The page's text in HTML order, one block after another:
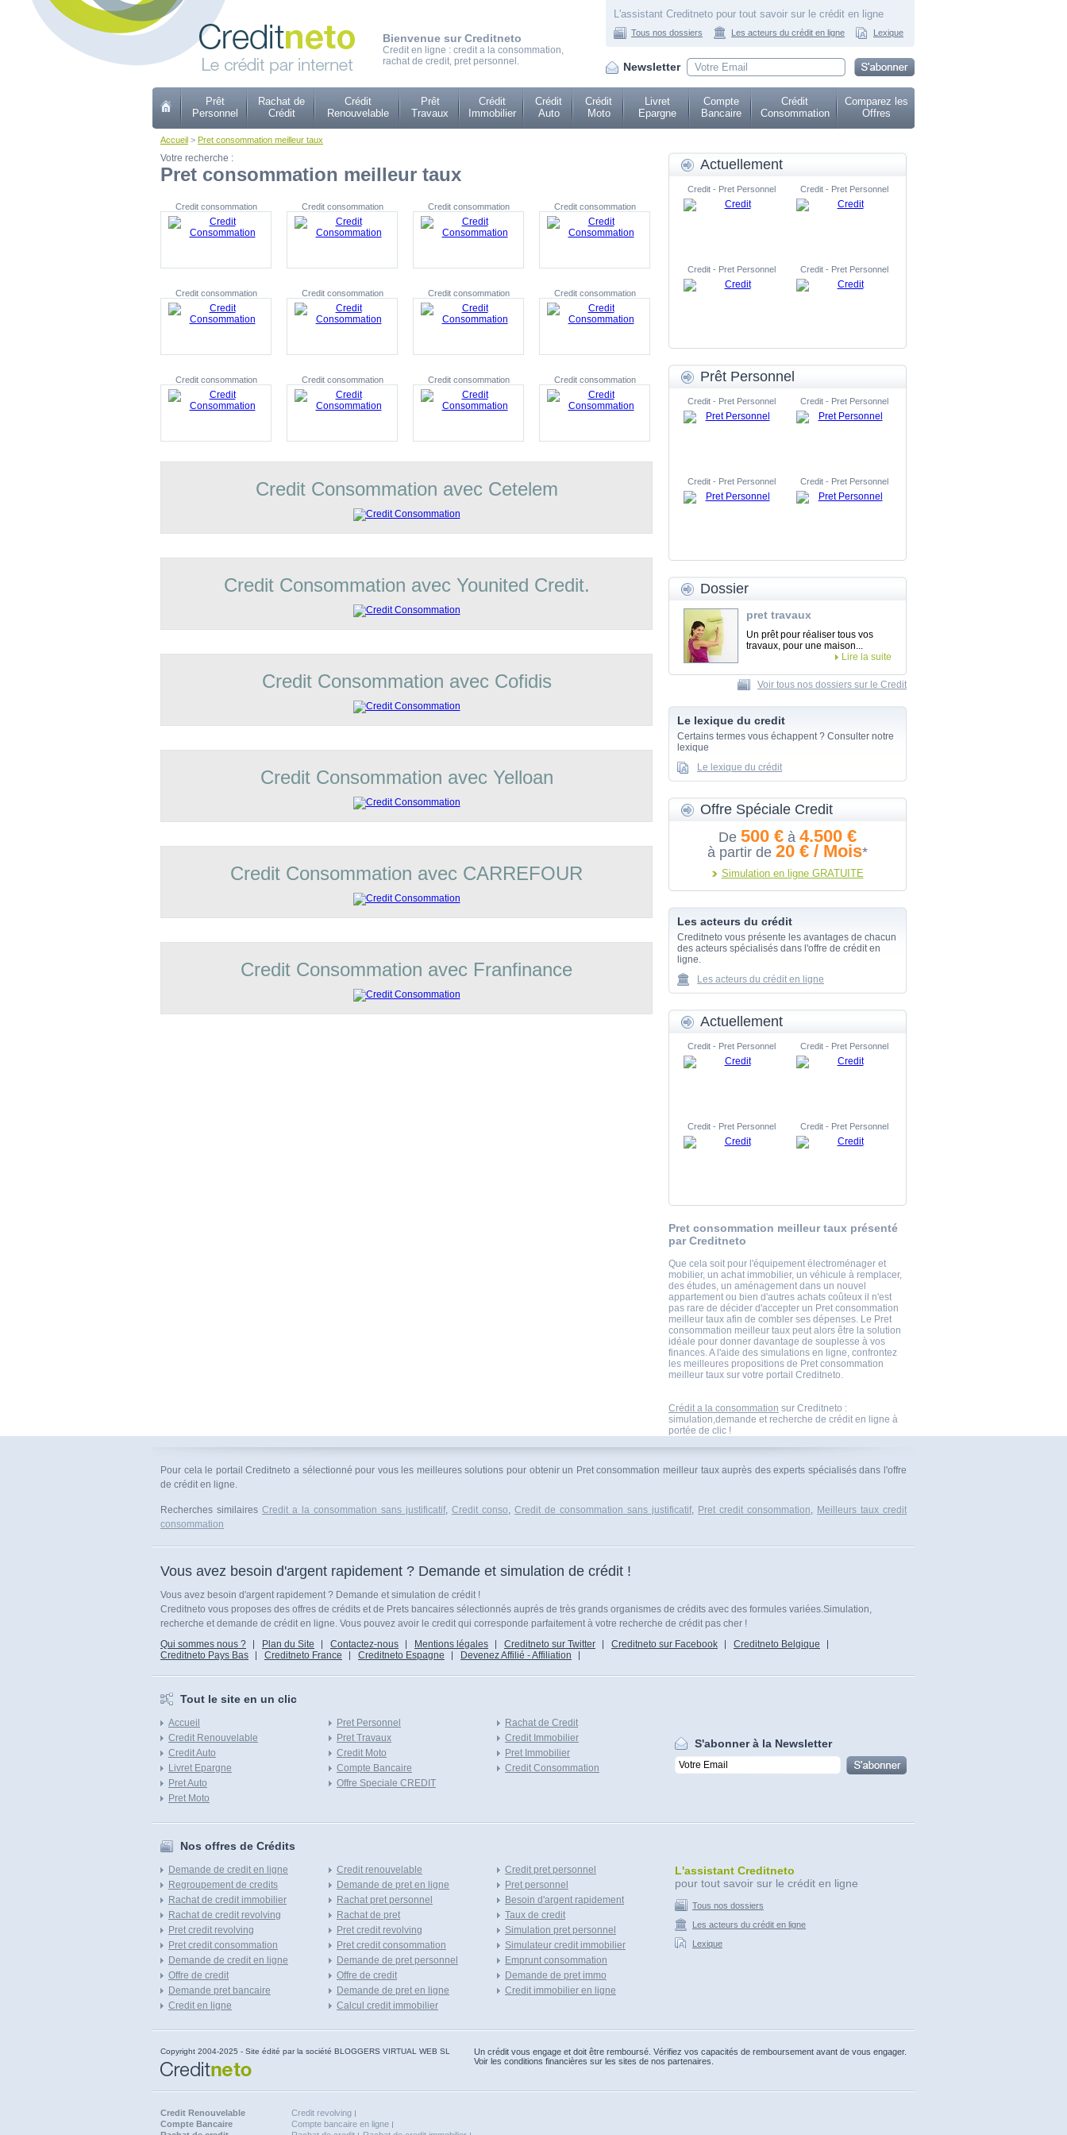
Bienvenue sur Creditneto
Credit en ligne : credit a la consommation,
rachat de credit, pret personnel.
L'assistant Creditneto pour tout savoir sur le crédit en ligne
Tous nos dossiers Les acteurs du crédit en ligne Lexique
Newsletter
Prêt
Personnel
Rachat de
Crédit
Crédit
Renouvelable
Prêt
Travaux
Crédit
Immobilier
Crédit
Auto
Crédit
Moto
Livret
Epargne
Compte
Bancaire
Crédit
Consommation
Comparez les
Offres
Accueil > Pret consommation meilleur taux
Votre recherche :
Pret consommation meilleur taux
Credit consommation Credit consommation Credit consommation Credit consommation
Credit consommation Credit consommation Credit consommation Credit consommation
Credit consommation Credit consommation Credit consommation Credit consommation
Credit Consommation avec Cetelem
Credit Consommation avec Younited Credit.
Credit Consommation avec Cofidis
Credit Consommation avec Yelloan
Credit Consommation avec CARREFOUR
Credit Consommation avec Franfinance
Actuellement
Credit - Pret Personnel Credit - Pret Personnel
Credit - Pret Personnel Credit - Pret Personnel
Prêt Personnel
Credit - Pret Personnel Credit - Pret Personnel
Credit - Pret Personnel Credit - Pret Personnel
Dossier
pret travaux
Un prêt pour réaliser tous vos
travaux, pour une maison...
Lire la suite
Voir tous nos dossiers sur le Credit
Le lexique du credit
Certains termes vous échappent ? Consulter notre
lexique
Le lexique du crédit
Offre Spéciale Credit
De 500 € à 4.500 €
à partir de 20 € / Mois*
Simulation en ligne GRATUITE
Les acteurs du crédit
Creditneto vous présente les avantages de chacun
des acteurs spécialisés dans l'offre de crédit en
ligne.
Les acteurs du crédit en ligne
Actuellement
Credit - Pret Personnel Credit - Pret Personnel
Credit - Pret Personnel Credit - Pret Personnel
Pret consommation meilleur taux présenté
par Creditneto
Que cela soit pour l'équipement électroménager et
mobilier, un achat immobilier, un véhicule à remplacer,
des études, un aménagement dans un nouvel
appartement ou bien d'autres achats coûteux il n'est
pas rare de décider d'accepter un Pret consommation
meilleur taux afin de combler ses dépenses. Le Pret
consommation meilleur taux peut alors être la solution
idéale pour donner davantage de souplesse à vos
finances. A l'aide des simulations en ligne, confrontez
les meilleures propositions de Pret consommation
meilleur taux sur votre portail Creditneto.
Crédit a la consommation sur Creditneto :
simulation,demande et recherche de crédit en ligne à
portée de clic !
Pour cela le portail Creditneto a sélectionné pour vous les meilleures solutions pour obtenir un Pret consommation meilleur taux auprès des experts spécialisés dans l'offre
de crédit en ligne.
Recherches similaires Credit a la consommation sans justificatif, Credit conso, Credit de consommation sans justificatif, Pret credit consommation, Meilleurs taux credit
consommation
Vous avez besoin d'argent rapidement ? Demande et simulation de crédit !
Vous avez besoin d'argent rapidement ? Demande et simulation de crédit !
Creditneto vous proposes des offres de crédits et de Prets bancaires sélectionnés auprés de très grands organismes de crédits avec des formules variées.Simulation,
recherche et demande de crédit en ligne. Vous pouvez avoir le credit qui corresponde parfaitement à votre recherche de crédit pas cher !
Qui sommes nous ?
Plan du Site Contactez-nous Mentions légales Creditneto sur Twitter Creditneto sur Facebook
Creditneto Belgique
Creditneto Pays Bas
Creditneto France Creditneto Espagne Devenez Affilié - Affiliation
Tout le site en un clic
Accueil
Credit Renouvelable
Credit Auto
Livret Epargne
Pret Auto
Pret Moto
Pret Personnel
Pret Travaux
Credit Moto
Compte Bancaire
Offre Speciale CREDIT
Rachat de Credit
Credit Immobilier
Pret Immobilier
Credit Consommation
S'abonner à la Newsletter
Nos offres de Crédits
Demande de credit en ligne
Regroupement de credits
Rachat de credit immobilier
Rachat de credit revolving
Pret credit revolving
Pret credit consommation
Demande de credit en ligne
Offre de credit
Demande pret bancaire
Credit en ligne
Credit renouvelable
Demande de pret en ligne
Rachat pret personnel
Rachat de pret
Pret credit revolving
Pret credit consommation
Demande de pret personnel
Offre de credit
Demande de pret en ligne
Calcul credit immobilier
Credit pret personnel
Pret personnel
Besoin d'argent rapidement
Taux de credit
Simulation pret personnel
Simulateur credit immobilier
Emprunt consommation
Demande de pret immo
Credit immobilier en ligne
L'assistant Creditneto
pour tout savoir sur le crédit en ligne
Tous nos dossiers
Les acteurs du crédit en ligne
Lexique
Copyright 2004-2025 - Site édité par la société BLOGGERS VIRTUAL WEB SL
Un crédit vous engage et doit être remboursé. Vérifiez vos capacités de remboursement avant de vous engager.
Voir les conditions financières sur les sites de nos partenaires.
Credit Renouvelable
Credit revolving
Compte Bancaire
Compte bancaire en ligne